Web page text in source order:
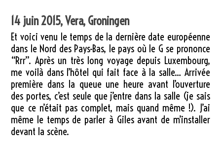
14 juin 2015, Vera, Groningen
Et voici venu le temps de la dernière date européenne
dans le Nord des Pays-Bas, le pays où le G se prononce
“Rrr”. Après un très long voyage depuis Luxembourg,
me voilà dans l’hôtel qui fait face à la salle… Arrivée
première dans la queue une heure avant l’ouverture
des portes, c’est seule que j’entre dans la salle (je sais
que ce n’était pas complet, mais quand même !). J’ai
même le temps de parler à Giles avant de m’installer
devant la scène.